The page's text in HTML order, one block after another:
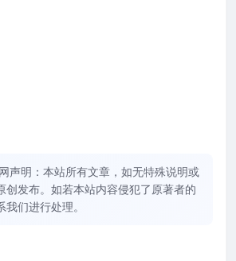
声明：本站所有文章，如无特殊说明或
创发布。如若本站内容侵犯了原著者的
们进行处理。